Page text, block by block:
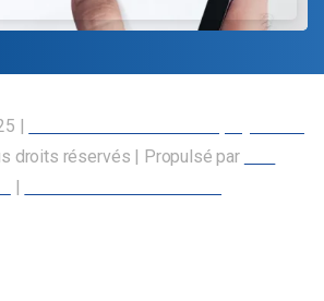
|
droits réservés | Propulsé par
|